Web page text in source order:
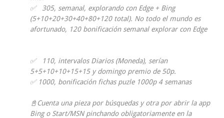
✅ 305, semanal, explorando con Edge + Bing
(5+10+20+30+40+80+120 total). No todo el mundo es
afortunado, 120 bonificación semanal explorar con Edge
✅ 110, intervalos Diarios (Moneda), serían
5+5+10+10+15+15 y domingo premio de 50p.
✅ 1000, bonificación fichas puzle 1000p 4 semanas
📓Cuenta una pieza por búsquedas y otra por abrir la app
Bing o Start/MSN pinchando obligatoriamente en la